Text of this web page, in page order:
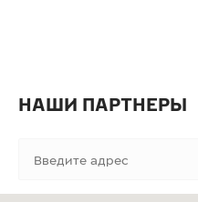
НАШИ ПАРТНЕРЫ